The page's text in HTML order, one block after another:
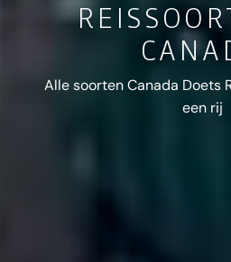
Alle soorten Canada Doets
een rij